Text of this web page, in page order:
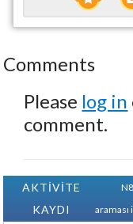
Comments
Please log in
comment.
AKTİVİTE
KAYDI